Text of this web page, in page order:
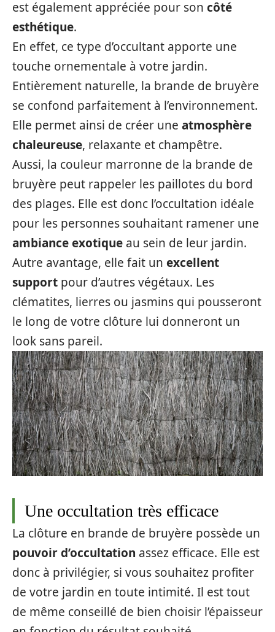
est également appréciée pour son côté
esthétique.
En effet, ce type d’occultant apporte une
touche ornementale à votre jardin.
Entièrement naturelle, la brande de bruyère
se confond parfaitement à l’environnement.
Elle permet ainsi de créer une atmosphère
chaleureuse, relaxante et champêtre.
Aussi, la couleur marronne de la brande de
bruyère peut rappeler les paillotes du bord
des plages. Elle est donc l’occultation idéale
pour les personnes souhaitant ramener une
ambiance exotique au sein de leur jardin.
Autre avantage, elle fait un excellent
support pour d’autres végétaux. Les
clématites, lierres ou jasmins qui pousseront
le long de votre clôture lui donneront un
look sans pareil.
Une occultation très efficace
La clôture en brande de bruyère possède un
pouvoir d’occultation assez efficace. Elle est
donc à privilégier, si vous souhaitez profiter
de votre jardin en toute intimité. Il est tout
de même conseillé de bien choisir l’épaisseur